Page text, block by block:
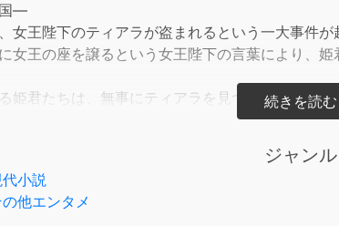
―
女王陛下のティアラが盗まれるという一大事件が
女王の座を譲るという女王陛下の言葉により、姫
姫君たちは、無事にティアラを見つけ出し、戴
クローナル：栞月 悠
・リップ：東川 紗弥
ジャンル
小説
の他エンタメ